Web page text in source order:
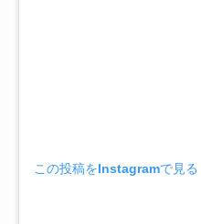
この投稿をInstagramで見る